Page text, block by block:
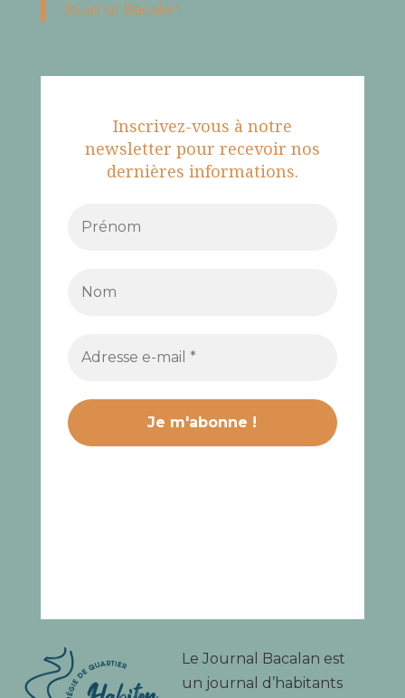
Journal Bacalan
Inscrivez-vous à notre
newsletter pour recevoir nos
dernières informations.
Le Journal Bacalan est
un journal d’habitants